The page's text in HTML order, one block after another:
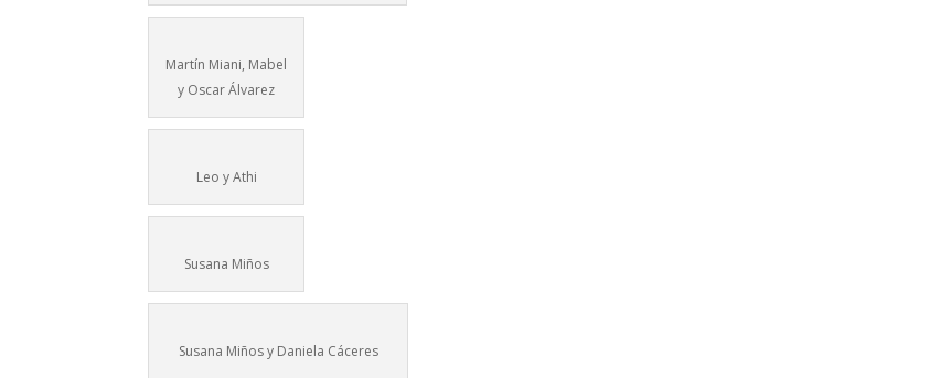
Martín Miani, Mabel
y Oscar Álvarez
Leo y Athi
Susana Miños
Susana Miños y Daniela Cáceres